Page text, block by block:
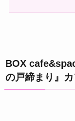
BOX
の戸締まり』カ